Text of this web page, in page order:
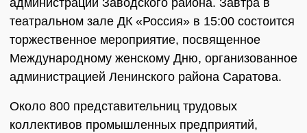
администрации Заводского района. Завтра в
театральном зале ДК «Россия» в 15:00 состоится
торжественное мероприятие, посвященное
Международному женскому Дню, организованное
администрацией Ленинского района Саратова.
Около 800 представительниц трудовых
коллективов промышленных предприятий,